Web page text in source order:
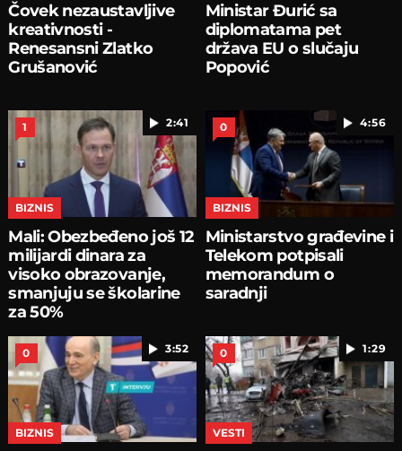
Čovek nezaustavljive
kreativnosti -
Renesansni Zlatko
Grušanović
Ministar Đurić sa
diplomatama pet
država EU o slučaju
Popović
2:41
1
BIZNIS
Mali: Obezbeđeno još 12
milijardi dinara za
visoko obrazovanje,
smanjuju se školarine
za 50%
4:56
0
BIZNIS
Ministarstvo građevine i
Telekom potpisali
memorandum o
saradnji
3:52
0
BIZNIS
1:29
0
VESTI